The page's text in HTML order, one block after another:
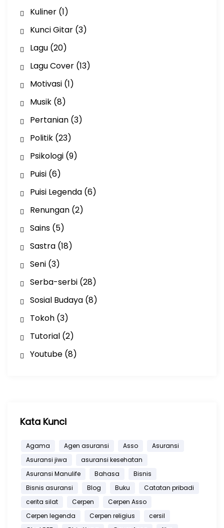
Kuliner(1)
Kunci Gitar(3)
Lagu(20)
Lagu Cover(13)
Motivasi(1)
Musik(8)
Pertanian(3)
Politik(23)
Psikologi(9)
Puisi(6)
Puisi Legenda(6)
Renungan(2)
Sains(5)
Sastra(18)
Seni(3)
Serba-serbi(28)
Sosial Budaya(8)
Tokoh(3)
Tutorial(2)
Youtube(8)
Kata Kunci
Agama Agen asuransi Asso
Asuransi
Asuransi jiwa
asuransi kesehatan
Asuransi Manulife
Bahasa
Bisnis
Bisnis asuransi
Blog Buku
Catatan pribadi
cerita silat
Cerpen
Cerpen Asso
Cerpen legenda
Cerpen religius
cersil